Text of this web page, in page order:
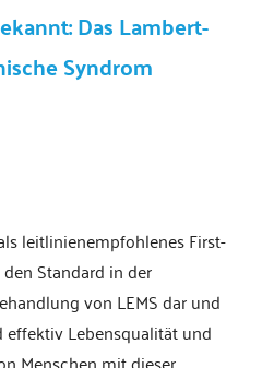
Das Lambert-
Syndrom
leitlinienempfohlenes First-
Standard in der
von LEMS dar und
effektiv Lebensqualität und